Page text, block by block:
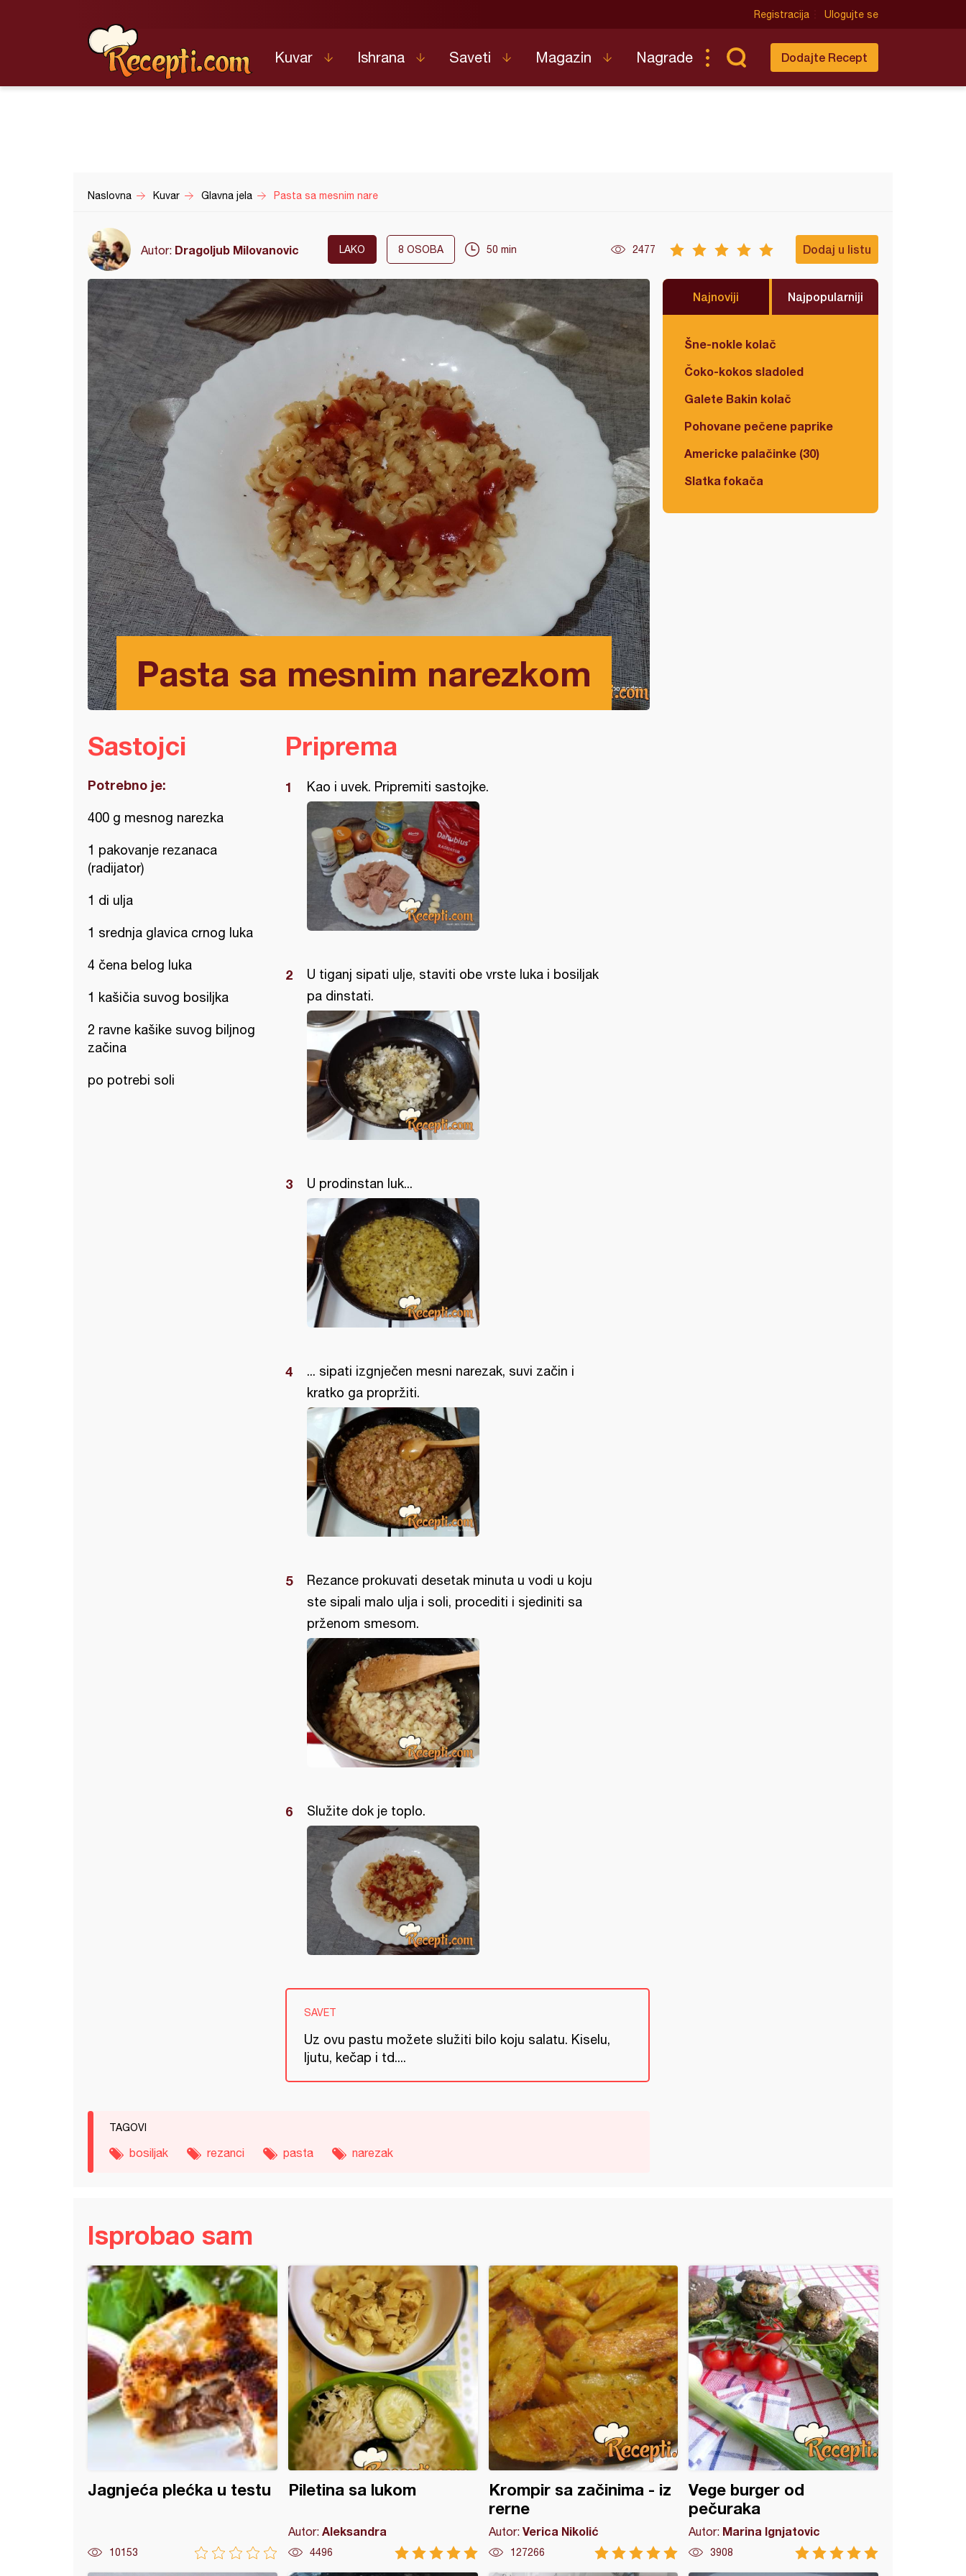
Registracija Ulogujte se
Kuvar Ishrana Saveti Magazin Nagrade Dodajte Recept
Naslovna Kuvar Glavna jela Pasta sa mesnim nare
Autor: Dragoljub Milovanovic LAKO 8 OSOBA 50 min 2477 Dodaj u listu
Pasta sa mesnim narezkom
Najnoviji Najpopularniji
Šne-nokle kolač
Čoko-kokos sladoled
Galete Bakin kolač
Pohovane pečene paprike
Americke palačinke (30)
Slatka fokača
Sastojci
Potrebno je:
400 g mesnog narezka
1 pakovanje rezanaca
(radijator)
1 di ulja
1 srednja glavica crnog luka
4 čena belog luka
1 kašičia suvog bosiljka
2 ravne kašike suvog biljnog
začina
po potrebi soli
Priprema
Kao i uvek. Pripremiti sastojke.
U tiganj sipati ulje, staviti obe vrste luka i bosiljak
pa dinstati.
U prodinstan luk...
... sipati izgnječen mesni narezak, suvi začin i
kratko ga propržiti.
Rezance prokuvati desetak minuta u vodi u koju
ste sipali malo ulja i soli, procediti i sjediniti sa
prženom smesom.
Služite dok je toplo.
SAVET
Uz ovu pastu možete služiti bilo koju salatu. Kiselu,
ljutu, kečap i td....
TAGOVI
bosiljak rezanci pasta narezak
Isprobao sam
Jagnjeća plećka u testu
10153
Piletina sa lukom
Autor: Aleksandra
4496
Krompir sa začinima - iz
rerne
Autor: Verica Nikolić
127266
Vege burger od
pečuraka
Autor: Marina Ignjatovic
3908
od pečuraka